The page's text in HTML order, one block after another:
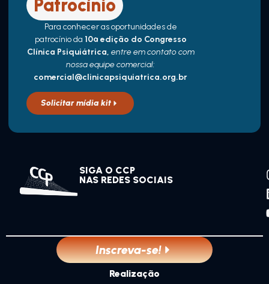
Patrocínio
Para conhecer as oportunidades de
patrocínio da 10ª edição do Congresso
Clínica Psiquiátrica, entre em contato com
nossa equipe comercial:
comercial@clinicapsiquiatrica.org.br
Solicitar mídia kit
SIGA O CCP
NAS REDES SOCIAIS
Inscreva-se!
Realização